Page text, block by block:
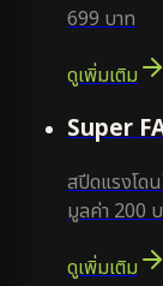
699 บาท
ดูเพิ่มเติม
Super
สปีดแรงโด
มูลค่า 200
ดูเพิ่มเติม